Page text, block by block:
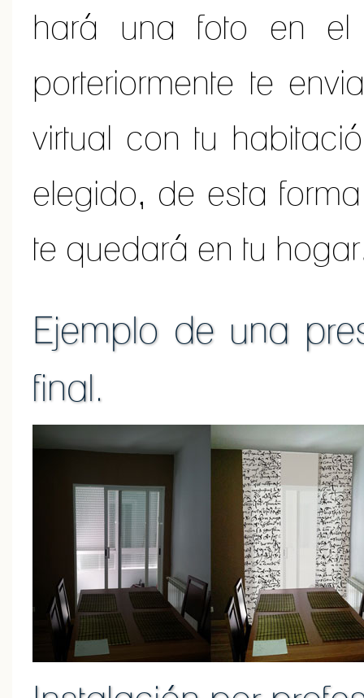
hará una foto en
porteriormente te
virtual con tu
elegido, de esta
te quedará en tu
Ejemplo de una
final.